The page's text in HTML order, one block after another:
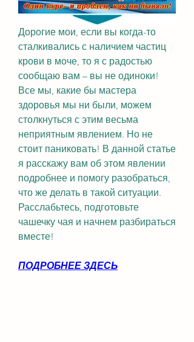
Дорогие мои, если вы когда-то
сталкивались с наличием частиц
крови в моче, то я с радостью
сообщаю вам – вы не одиноки!
Все мы, какие бы мастера
здоровья мы ни были, можем
столкнуться с этим весьма
неприятным явлением. Но не
стоит паниковать! В данной статье
я расскажу вам об этом явлении
подробнее и помогу разобраться,
что же делать в такой ситуации.
Расслабьтесь, подготовьте
чашечку чая и начнем разбираться
вместе!
ПОДРОБНЕЕ ЗДЕСЬ